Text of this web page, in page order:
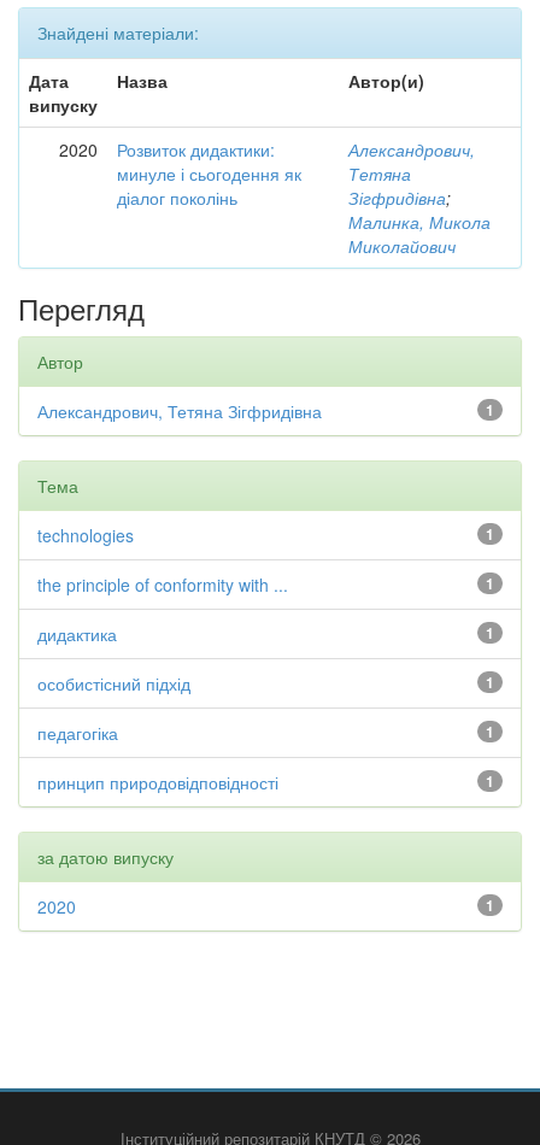
Знайдені матеріали:
Дата
випуску
Назва Автор(и)
2020
Розвиток дидактики:
минуле і сьогодення як
діалог поколінь
Александрович,
Тетяна
Зігфридівна;
Малинка, Микола
Миколайович
Перегляд
Автор
1
Александрович, Тетяна Зігфридівна
Тема
1
technologies
1
the principle of conformity with ...
1
дидактика
1
особистісний підхід
1
педагогіка
1
принцип природовідповідності
за датою випуску
1
2020
Інституційний репозитарій КНУТД © 2026